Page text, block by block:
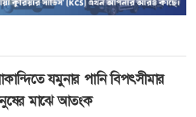
যমুনার পানি বিপৎসীমার
মাঝে আতংক